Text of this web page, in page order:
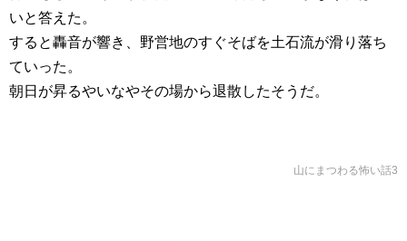
いと答えた。
すると轟音が響き、野営地のすぐそばを土石流が滑り落ち
ていった。
朝日が昇るやいなやその場から退散したそうだ。
山にまつわる怖い話3